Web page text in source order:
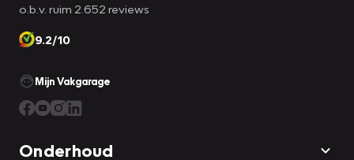
o.b.v. ruim 2.652 reviews
9.2/10
Mijn Vakgarage
Onderhoud